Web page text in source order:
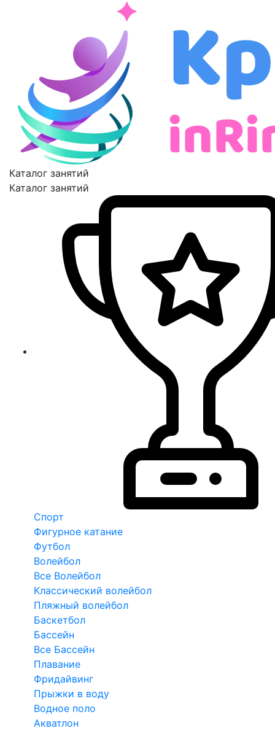
Каталог занятий
Каталог занятий
Спорт
Фигурное катание
Футбол
Волейбол
Все Волейбол
Классический волейбол
Пляжный волейбол
Баскетбол
Бассейн
Все Бассейн
Плавание
Фридайвинг
Прыжки в воду
Водное поло
Акватлон